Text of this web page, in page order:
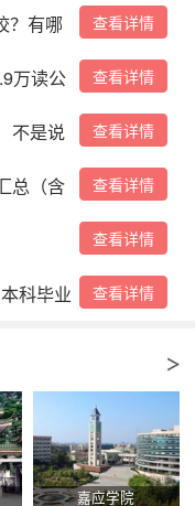
？有哪 查看详情
万读公
”！！
查看详情
不是说 查看详情
总（含 查看详情
查看详情
科毕业 查看详情
嘉应学院